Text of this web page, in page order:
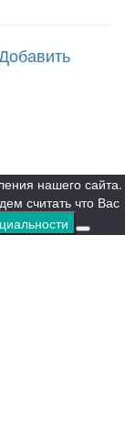
нашего сайта.
считать что Вас